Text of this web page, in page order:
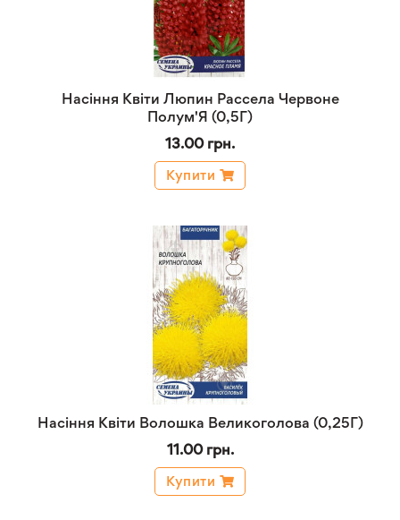
Насіння Квіти Люпин Рассела Червоне
Полум'Я (0,5Г)
13.00 грн.
Купити
Насіння Квіти Волошка Великоголова (0,25Г)
11.00 грн.
Купити